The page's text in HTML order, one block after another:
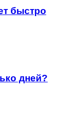
быстро
дней?